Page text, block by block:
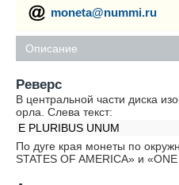
moneta@nummi.ru
Описание
Реверс
В центральной части диска
орла. Слева текст:
E PLURIBUS UNUM
По дуге края монеты по
STATES OF AMERICA» и «ONE